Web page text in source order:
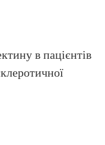
в пацієнтів